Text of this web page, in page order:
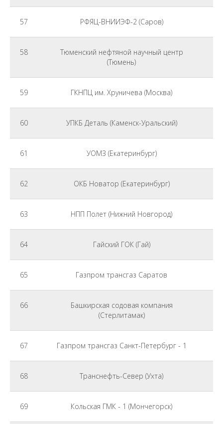
57 РФЯЦ-ВНИИЭФ-2 (Саров)
58
Тюменский нефтяной научный центр
(Тюмень)
59 ГКНПЦ им. Хруничева (Москва)
60 УПКБ Деталь (Каменск-Уральский)
61 УОМЗ (Екатеринбург)
62 ОКБ Новатор (Екатеринбург)
63 НПП Полет (Нижний Новгород)
64 Гайский ГОК (Гай)
65 Газпром трансгаз Саратов
66
Башкирская содовая компания
(Стерлитамак)
67 Газпром трансгаз Санкт-Петербург - 1
68 Транснефть-Север (Ухта)
69 Кольская ГМК - 1 (Мончегорск)